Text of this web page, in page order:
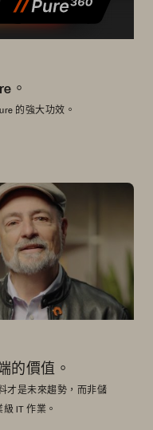
。
的強大功效。
的價值。
才是未來趨勢，而非儲
IT 作業。